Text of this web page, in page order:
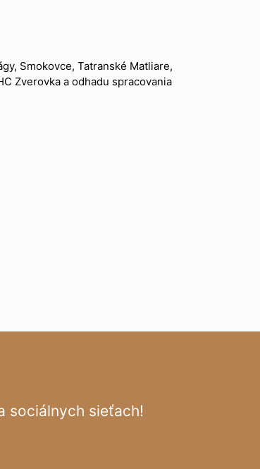
Smokovce, Tatranské Matliare,
Zverovka a odhadu spracovania
sociálnych sieťach!